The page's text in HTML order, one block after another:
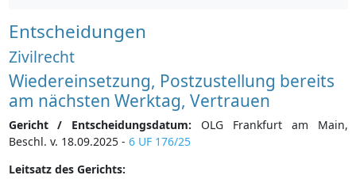
Entscheidungen
Zivilrecht
Wiedereinsetzung, Postzustellung bereits
am nächsten Werktag, Vertrauen
Gericht / Entscheidungsdatum: OLG Frankfurt am Main,
Beschl. v. 18.09.2025 - 6 UF 176/25
Leitsatz des Gerichts: